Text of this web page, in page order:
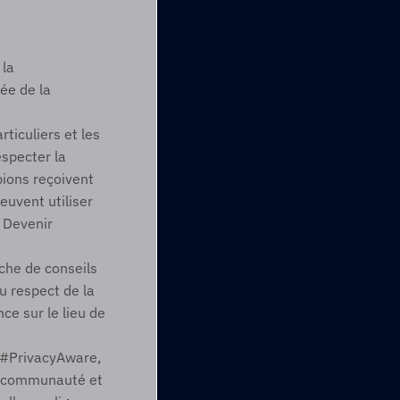
de la
et les
la
reçoivent
utiliser
de conseils
respect de la
sur le lieu de
et